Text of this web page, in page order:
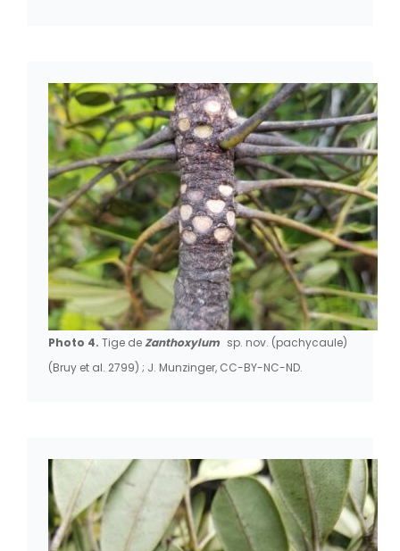
Photo 4. Tige deZanthoxylum sp. nov. (pachycaule)
(Bruy et al. 2799) ; J. Munzinger, CC-BY-NC-ND.